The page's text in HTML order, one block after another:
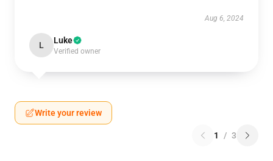
Aug 6, 2024
L Luke
Verified owner
Write your review
1 / 3